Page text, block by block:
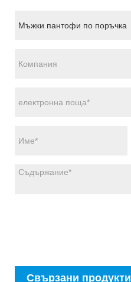
Свързани продукти